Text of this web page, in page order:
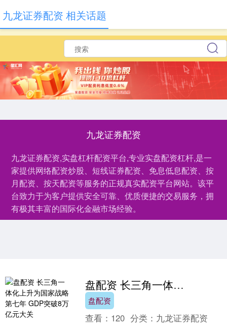
九龙证券配资
九龙证券配资,实盘杠杆配资平台,专业实盘配资杠杆,是一
家提供网络配资炒股、短线证券配资、免息低息配资、按
月配资、按天配资等服务的正规真实配资平台网站。该平
台致力于为客户提供安全可靠、优质便捷的交易服务，拥
有极其丰富的国际化金融市场经验。
九龙证券配资 相关话题
盘配资 长三角一体化上升为国家战略第七年 GDP突破8万亿元大关
盘配资
查看： 120 分类： 九龙证券配资